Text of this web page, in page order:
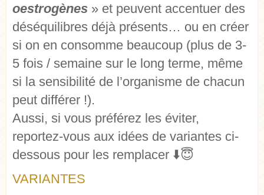
oestrogènes » et peuvent accentuer des
déséquilibres déjà présents… ou en créer
si on en consomme beaucoup (plus de 3-
5 fois / semaine sur le long terme, même
si la sensibilité de l’organisme de chacun
peut différer !).
Aussi, si vous préférez les éviter,
reportez-vous aux idées de variantes ci-
dessous pour les remplacer ⬇️😇
VARIANTES